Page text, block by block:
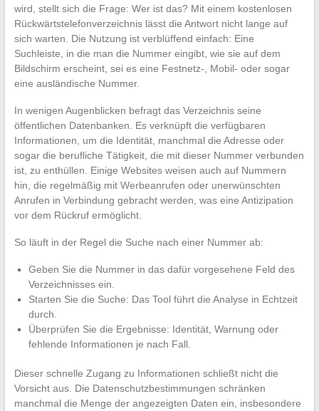
wird, stellt sich die Frage: Wer ist das? Mit einem kostenlosen
Rückwärtstelefonverzeichnis lässt die Antwort nicht lange auf
sich warten. Die Nutzung ist verblüffend einfach: Eine
Suchleiste, in die man die Nummer eingibt, wie sie auf dem
Bildschirm erscheint, sei es eine Festnetz-, Mobil- oder sogar
eine ausländische Nummer.
In wenigen Augenblicken befragt das Verzeichnis seine
öffentlichen Datenbanken. Es verknüpft die verfügbaren
Informationen, um die Identität, manchmal die Adresse oder
sogar die berufliche Tätigkeit, die mit dieser Nummer verbunden
ist, zu enthüllen. Einige Websites weisen auch auf Nummern
hin, die regelmäßig mit Werbeanrufen oder unerwünschten
Anrufen in Verbindung gebracht werden, was eine Antizipation
vor dem Rückruf ermöglicht.
So läuft in der Regel die Suche nach einer Nummer ab:
Geben Sie die Nummer in das dafür vorgesehene Feld des
Verzeichnisses ein.
Starten Sie die Suche: Das Tool führt die Analyse in Echtzeit
durch.
Überprüfen Sie die Ergebnisse: Identität, Warnung oder
fehlende Informationen je nach Fall.
Dieser schnelle Zugang zu Informationen schließt nicht die
Vorsicht aus. Die Datenschutzbestimmungen schränken
manchmal die Menge der angezeigten Daten ein, insbesondere